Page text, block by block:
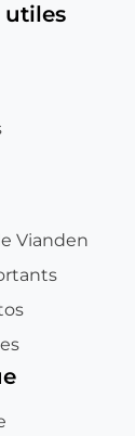
utiles
Vianden